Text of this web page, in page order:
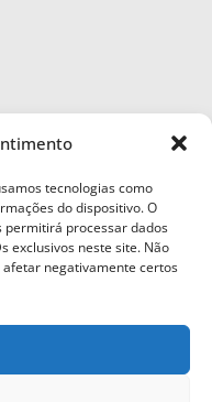
tecnologias como
do dispositivo. O
permitirá processar dados
exclusivos neste site. Não
negativamente certos
Proibida cópia total ou